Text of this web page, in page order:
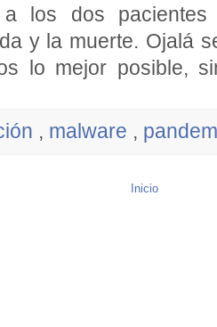
a los dos pacientes
y la muerte. Ojalá
lo mejor posible,
, malware ,
Inicio